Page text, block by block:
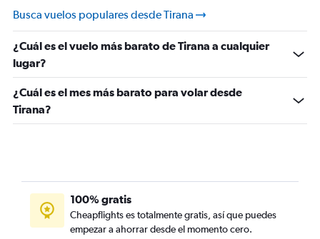
Busca vuelos populares desde Tirana
¿Cuál es el vuelo más barato de Tirana a cualquier
lugar?
¿Cuál es el mes más barato para volar desde
Tirana?
100% gratis
Cheapflights es totalmente gratis, así que puedes
empezar a ahorrar desde el momento cero.